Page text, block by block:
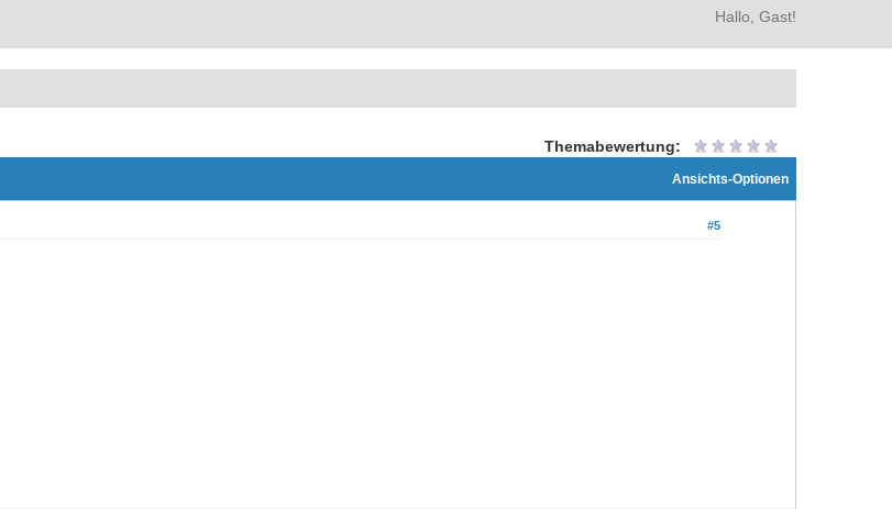
Hallo, Gast!
Themabewertung:
Ansichts-Optionen
#5